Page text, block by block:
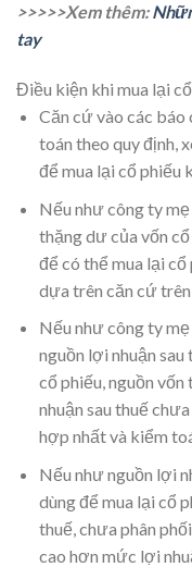
>>>>>Xem thêm:
tay
Điều kiện khi mua lại
Căn cứ vào các
toán theo quy định,
để mua lại cổ phiếu
Nếu như công ty
thặng dư của vốn
để có thể mua lại
dựa trên căn cứ trên
Nếu như công ty
nguồn lợi nhuận
cổ phiếu, nguồn
nhuận sau thuế
hợp nhất và kiểm
Nếu như nguồn lợi
dùng để mua lại cổ
thuế, chưa phân
cao hơn mức lợi